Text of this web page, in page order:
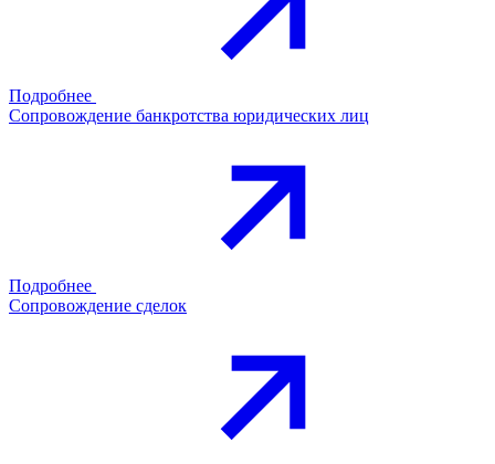
Подробнее
Сопровождение банкротства юридических лиц
Подробнее
Сопровождение сделок